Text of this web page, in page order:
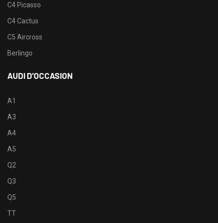
C4 Picasso
C4 Cactus
C5 Aircross
Berlingo
AUDI D’OCCASION
A1
A3
A4
A5
Q2
Q3
Q5
TT